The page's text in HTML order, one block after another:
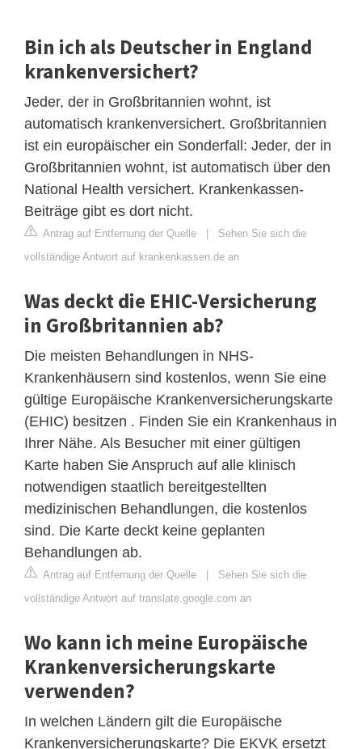
Bin ich als Deutscher in England
krankenversichert?
Jeder, der in Großbritannien wohnt, ist
automatisch krankenversichert. Großbritannien
ist ein europäischer ein Sonderfall: Jeder, der in
Großbritannien wohnt, ist automatisch über den
National Health versichert. Krankenkassen-
Beiträge gibt es dort nicht.
Antrag auf Entfernung der Quelle | Sehen Sie sich die
vollständige Antwort auf krankenkassen.de an
Was deckt die EHIC-Versicherung
in Großbritannien ab?
Die meisten Behandlungen in NHS-
Krankenhäusern sind kostenlos, wenn Sie eine
gültige Europäische Krankenversicherungskarte
(EHIC) besitzen . Finden Sie ein Krankenhaus in
Ihrer Nähe. Als Besucher mit einer gültigen
Karte haben Sie Anspruch auf alle klinisch
notwendigen staatlich bereitgestellten
medizinischen Behandlungen, die kostenlos
sind. Die Karte deckt keine geplanten
Behandlungen ab.
Antrag auf Entfernung der Quelle | Sehen Sie sich die
vollständige Antwort auf translate.google.com an
Wo kann ich meine Europäische
Krankenversicherungskarte
verwenden?
In welchen Ländern gilt die Europäische
Krankenversicherungskarte? Die EKVK ersetzt